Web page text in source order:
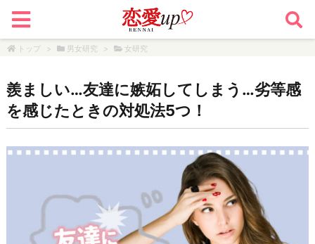
トップ > 男女研究 > 女研究
羨ましい…友達に嫉妬してしまう…劣等感
を感じたときの対処法5つ！